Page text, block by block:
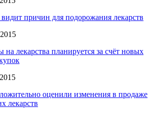
причин для подорожания лекарств
на лекарства планируется за счёт новых
оценили изменения в продаже
лекарств